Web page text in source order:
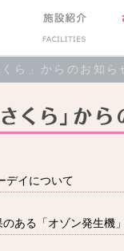
ら」からのお知ら
デイについて
ある「オゾン発生機